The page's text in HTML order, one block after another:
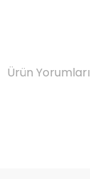
Ürün Yorumları